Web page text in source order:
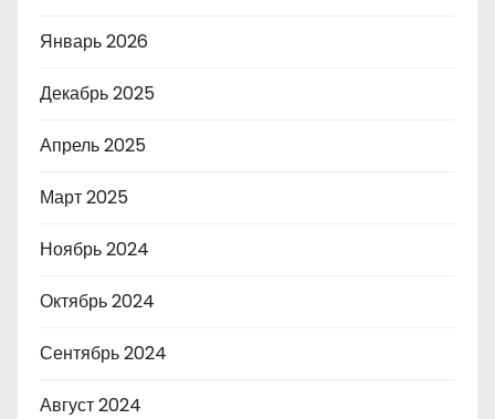
Январь 2026
Декабрь 2025
Апрель 2025
Март 2025
Ноябрь 2024
Октябрь 2024
Сентябрь 2024
Август 2024